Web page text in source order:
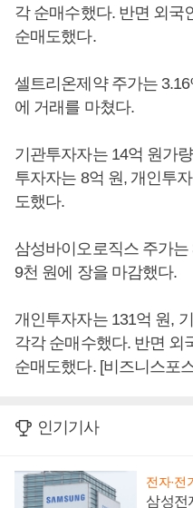
각 순매수했다. 반면 외국
순매도했다.
셀트리온제약 주가는
에 거래를 마쳤다.
기관투자자는 14억 원가
투자자는 8억 원, 개인투
도했다.
삼성바이오로직스 주가
9천 원에 장을 마감했다.
개인투자자는 131억 원,
각각 순매수했다. 반면 외
순매도했다. [비즈니스포
인기기사
전자·전
삼성전